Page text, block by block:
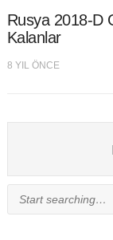
Rusya 2018-D
Kalanlar
8 YIL ÖNCE